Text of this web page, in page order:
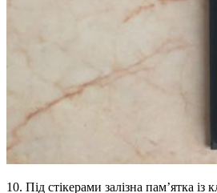
10. Під стікерами залізна пам’ятка